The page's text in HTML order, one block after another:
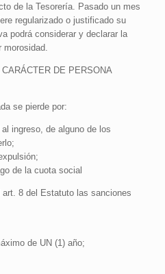
de la Tesorería. Pasado un mes
regularizado o justificado su
podrá considerar y declarar la
DE PERSONA
se pierde por:
ingreso, de alguno de los
de la cuota social
art. 8 del Estatuto las sanciones
de UN (1) año;